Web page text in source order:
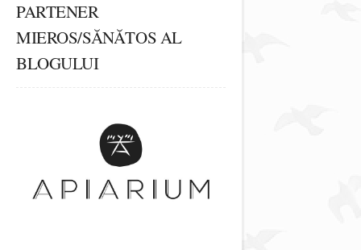
PARTENER
MIEROS/SĂNĂTOS AL
BLOGULUI